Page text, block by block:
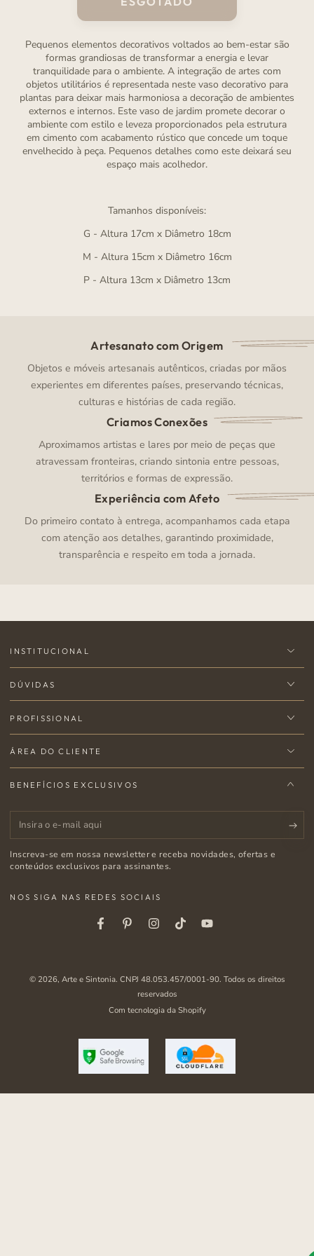
Pequenos elementos decorativos voltados ao bem-estar são
formas grandiosas de transformar a energia e levar
tranquilidade para o ambiente. A integração de artes com
objetos utilitários é representada neste vaso decorativo para
plantas para deixar mais harmoniosa a decoração de ambientes
externos e internos. Este vaso de jardim promete decorar o
ambiente com estilo e leveza proporcionados pela estrutura
em cimento com acabamento rústico que concede um toque
envelhecido à peça. Pequenos detalhes como este deixará seu
espaço mais acolhedor.
Tamanhos disponíveis:
G - Altura 17cm x Diâmetro 18cm
M - Altura 15cm x Diâmetro 16cm
P - Altura 13cm x Diâmetro 13cm
Artesanato com Origem
Objetos e móveis artesanais autênticos, criadas por mãos
experientes em diferentes países, preservando técnicas,
culturas e histórias de cada região.
Criamos Conexões
Aproximamos artistas e lares por meio de peças que
atravessam fronteiras, criando sintonia entre pessoas,
territórios e formas de expressão.
Experiência com Afeto
Do primeiro contato à entrega, acompanhamos cada etapa
com atenção aos detalhes, garantindo proximidade,
transparência e respeito em toda a jornada.
INSTITUCIONAL
DÚVIDAS
PROFISSIONAL
ÁREA DO CLIENTE
BENEFÍCIOS EXCLUSIVOS
Insira
o
e-
Inscreva-se em nossa newsletter e receba novidades, ofertas e
conteúdos exclusivos para assinantes.
NOS SIGA NAS REDES SOCIAIS
FacebookPinterestInstagramTiktokYoutube
© 2026, Arte e Sintonia. CNPJ 48.053.457/0001-90. Todos os direitos
reservados
Com tecnologia da Shopify